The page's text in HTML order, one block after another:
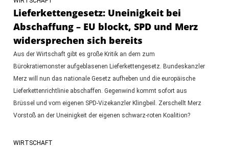
Lieferkettengesetz: Uneinigkeit bei
Abschaffung – EU blockt, SPD und Merz
widersprechen sich bereits
Aus der Wirtschaft gibt es große Kritik an dem zum
Bürokratiemonster aufgeblasenen Lieferkettengesetz. Bundeskanzler
Merz will nun das nationale Gesetz aufheben und die europäische
Lieferkettenrichtlinie abschaffen. Gegenwind kommt sofort aus
Brüssel und vom eigenen SPD-Vizekanzler Klingbeil. Zerschellt Merz
Vorstoß an der Uneinigkeit der eigenen schwarz-roten Koalition?
WIRTSCHAFT